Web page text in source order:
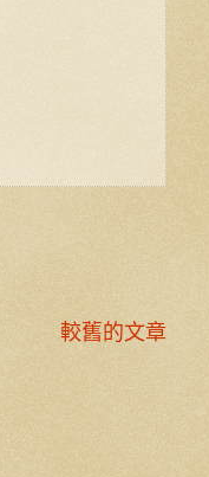
較舊的文章